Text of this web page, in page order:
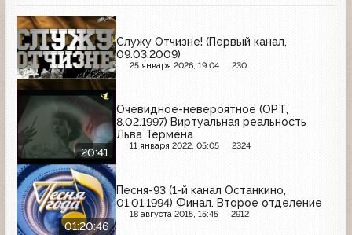
Служу Отчизне! (Первый канал,
09.03.2009)
25 января 2026, 19:04 230
20:41
Очевидное-невероятное (ОРТ,
8.02.1997) Виртуальная реальность
Льва Термена
11 января 2022, 05:05 2324
01:20:46
Песня-93 (1-й канал Останкино,
01.01.1994) Финал. Второе отделение
18 августа 2015, 15:45 2912